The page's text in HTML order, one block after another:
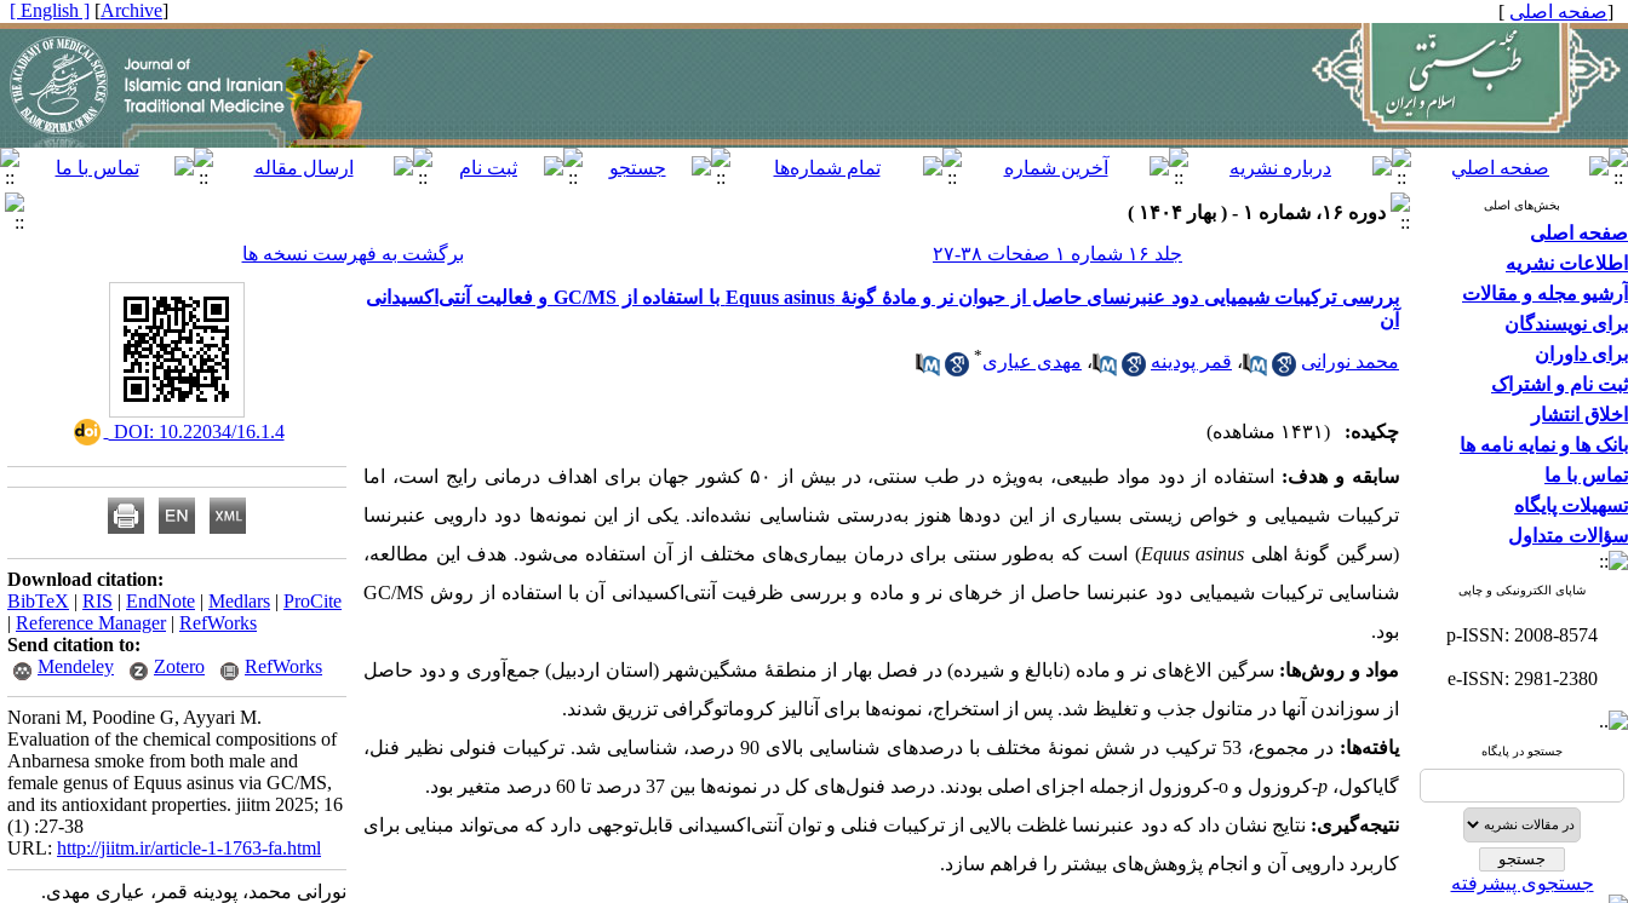
[صفحه اصلی ]
[
Archive
]
[ English ]
بخش‌های اصلی
صفحه اصلی
اطلاعات نشریه
آرشیو مجله و مقالات
برای نویسندگان
برای داوران
ثبت نام و اشتراک
اخلاق انتشار
بانک ها و نمایه نامه ها
تماس با ما
تسهیلات پایگاه
سؤالات متداول
شاپای الکترونیکی و چاپی
p-ISSN: 2008-8574
e-ISSN: 2981-2380
جستجو در پایگاه
جستجوی پیشرفته
دوره ۱۶، شماره ۱ - ( بهار ۱۴۰۴ )
جلد ۱۶ شماره ۱ صفحات ۳۸-۲۷
برگشت به فهرست نسخه ها
بررسی ترکیبات شیمیایی دود عنبرنسای حاصل از حیوان نر و مادۀ گونۀ ‌Equus asinus با استفاده از GC/MS و فعالیت آنتی‌اکسیدانی
آن
محمد نورانی ، قمر پودینه ، مهدی عیاری*
چکیده: (۱۴۳۱ مشاهده)
سابقه و هدف:
استفاده از دود مواد طبیعی، به‌ویژه در طب سنتی، در بیش از ۵۰ کشور جهان برای اهداف درمانی رایج است، اما
ترکیبات شیمیایی و خواص زیستی بسیاری از این دودها هنوز به‌درستی شناسایی نشده‌اند. یکی از این نمونه‌ها دود دارویی عنبرنسا
(سرگین گونۀ اهلی Equus asinus) است که به‌طور سنتی برای درمان بیماری‌های مختلف از آن استفاده می‌شود. هدف این مطالعه،
شناسایی ترکیبات شیمیایی دود عنبرنسا حاصل از خرهای نر و ماده و بررسی ظرفیت آنتی‌اکسیدانی آن با استفاده از روش GC/MS
بود.
مواد و روش‌‏ها: سرگین الاغ‌های نر و ماده (نابالغ و شیرده) در فصل بهار از منطقۀ مشگین‌شهر (استان اردبیل) جمع‌آوری و دود حاصل
از سوزاندن آنها در متانول جذب و تغلیظ شد. پس از استخراج، نمونه‌ها برای آنالیز کروماتوگرافی تزریق شدند.
یافته‌‏ها:
در مجموع، 53 ترکیب در شش نمونۀ مختلف با درصدهای شناسایی بالای 90 درصد، شناسایی شد. ترکیبات فنولی نظیر فنل،
گایاکول، p-کروزول و o-کروزول ازجمله اجزای اصلی بودند. درصد فنول‌های کل در نمونه‌ها بین 37 درصد تا 60 درصد متغیر بود.
نتیجه‏‌گیری: نتایج نشان داد که دود عنبرنسا غلظت بالایی از ترکیبات فنلی و توان آنتی‌اکسیدانی قابل‌توجهی دارد که می‌تواند مبنایی برای
کاربرد دارویی آن و انجام پژوهش‌های بیشتر را فراهم سازد.
‎ DOI: 10.22034/16.1.4
Download citation:
BibTeX | RIS | EndNote | Medlars | ProCite
| Reference Manager| RefWorks
Send citation to:
Mendeley
Zotero RefWorks
Norani M, Poodine G, Ayyari M.
Evaluation of the chemical compositions of
Anbarnesa smoke from both male and
female genus of Equus asinus via GC/MS,
and its antioxidant properties. jiitm 2025; 16
(1) :27-38
URL: http://jiitm.ir/article-1-1763-fa.html
نورانی محمد، پودینه قمر، عیاری مهدی.